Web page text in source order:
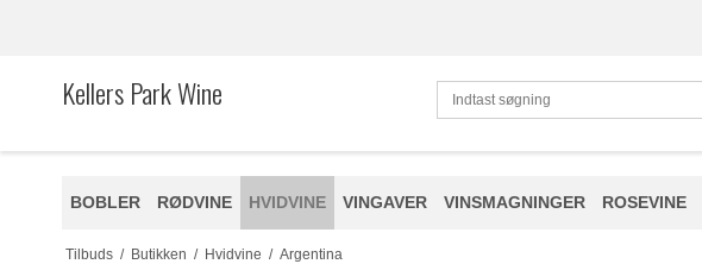
Kellers Park Wine
BOBLER RØDVINE HVIDVINE VINGAVER VINSMAGNINGER ROSEVINE
Tilbuds / Butikken / Hvidvine / Argentina